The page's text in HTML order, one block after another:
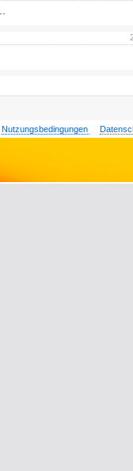
Nutzungsbedingungen